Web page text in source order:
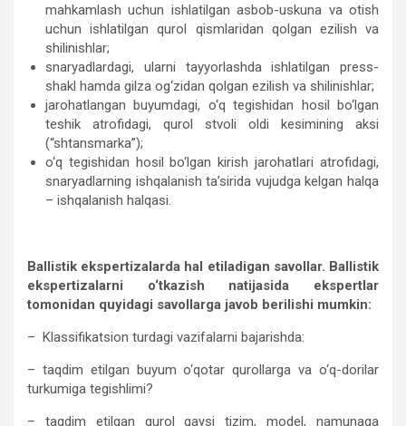
mahkamlash uchun ishlatilgan asbob-uskuna va otish
uchun ishlatilgan qurol qismlaridan qolgan ezilish va
shilinishlar;
snaryadlardagi, ularni tayyorlashda ishlatilgan press-
shakl hamda gilza og‘zidan qolgan ezilish va shilinishlar;
jarohatlangan buyumdagi, o‘q tegishidan hosil bo‘lgan
teshik atrofidagi, qurol stvoli oldi kesimining aksi
(“shtansmarka”);
o‘q tegishidan hosil bo‘lgan kirish jarohatlari atrofidagi,
snaryadlarning ishqalanish ta’sirida vujudga kelgan halqa
– ishqalanish halqasi.
Ballistik ekspertizalarda hal etiladigan savollar. Ballistik
ekspertizalarni o‘tkazish natijasida ekspertlar
tomonidan quyidagi savollarga javob berilishi mumkin:
– Klassifikatsion turdagi vazifalarni bajarishda:
– taqdim etilgan buyum o‘qotar qurollarga va o‘q-dorilar
turkumiga tegishlimi?
– taqdim etilgan qurol qaysi tizim, model, namunaga